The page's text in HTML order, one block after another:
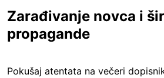
Zarađivanje novca i
propagande
Pokušaj atentata na večeri